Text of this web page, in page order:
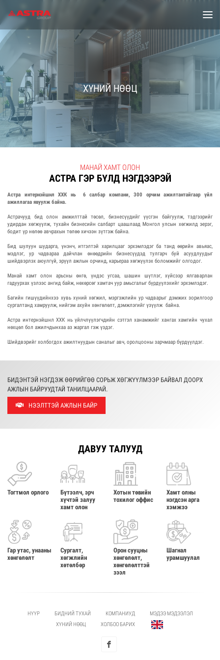
ХҮНИЙ НӨӨЦ
МАНАЙ ХАМТ ОЛОН
АСТРА ГЭР БҮЛД НЭГДЭЭРЭЙ
Астра интернэйшнл ХХК нь 6 салбар компани, 300 орчим ажилтантайгаар үйл
ажиллагаа явуулж байна.
Астрачууд бид олон амжилттай төсөл, бизнесүүдийг үүсгэн байгуулж, тэдгээрийг
удирдан хөгжүүлж, тухайн бизнесийн салбарт цаашлаад Монгол улсын хөгжилд эерэг,
бодит үр нөлөө авчрахын төлөө хичээн зүтгэж байна.
Бид шулуун шударга, үнэнч, итгэлтэй харилцааг эрхэмлэдэг ба танд өөрийн авьяас,
мэдлэг, ур чадвараа дайчлан өнөөдрийн бизнесүүдэд тулгарч буй асуудлуудыг
шийдвэрлэх аюулгүй, эрүүл ажлын орчинд, карьераа хөгжүүлэх боломжийг олгодог.
Манай хамт олон арьсны өнгө, үндэс угсаа, шашин шүтлэг, хүйсээр ялгаварлан
гадуурхах үзлээс ангид байж, нөхөрсөг хамтач уур амьсгалыг бүрдүүлэхийг эрхэмлэдэг.
Багийн гишүүдийнхээ хувь хүний хөгжил, мэргэжлийн ур чадварыг дэмжих зорилгоор
сургалтанд хамруулж, нийгэм ахуйн хөнгөлөлт, дэмжлэгийг үзүүлж байна.
Астра интернэйшнл ХХК нь үйлчлүүлэгчдийн сэтгэл ханамжийг хангах хамгийн чухал
нөхцөл бол ажилчдынхаа аз жаргал гэж үздэг.
Шийдвэрийг холбогдох ажилтнуудын саналыг авч, оролцооны зарчмаар бүрдүүлдэг.
БИДЭНТЭЙ НЭГДЭЖ ӨӨРИЙГӨӨ СОРЬЖ ХӨГЖҮҮЛМЭЭР БАЙВАЛ ДООРХ
АЖЛЫН БАЙРУУДТАЙ ТАНИЛЦААРАЙ.
НЭЭЛТТЭЙ АЖЛЫН БАЙР
ДАВУУ ТАЛУУД
Тогтмол орлого
Бүтээлч, эрч
хүчтэй залуу
хамт олон
Хотын төвийн
тохилог оффис
Хамт олны
нэгдсэн арга
хэмжээ
Гар утас, унааны
хөнгөлөлт
Сургалт,
хөгжлийн
хөтөлбөр
Орон сууцны
хөнгөлөлт,
хөнгөлөлттэй
зээл
Шагнал
урамшуулал
НҮҮР БИДНИЙ ТУХАЙ КОМПАНИУД
МЭДЭЭ МЭДЭЭЛЭЛ
ХҮНИЙ НӨӨЦ
ХОЛБОО БАРИХ